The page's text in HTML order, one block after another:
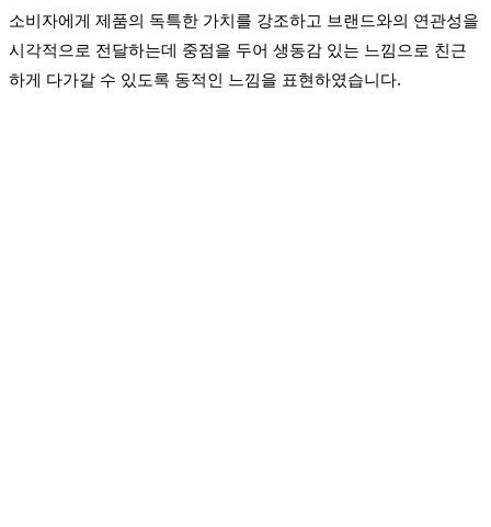
소비자에게 제품의 독특한 가치를 강조하고 브랜드와의 연관성을
시각적으로 전달하는데 중점을 두어 생동감 있는 느낌으로 친근
하게 다가갈 수 있도록 동적인 느낌을 표현하였습니다.